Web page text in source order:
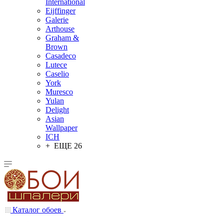
International
Eijffinger
Galerie
Arthouse
Graham &
Brown
Casadeco
Lutece
Caselio
York
Muresco
Yulan
Delight
Asian
Wallpaper
ICH
+ ЕЩЕ 26
Каталог обоев